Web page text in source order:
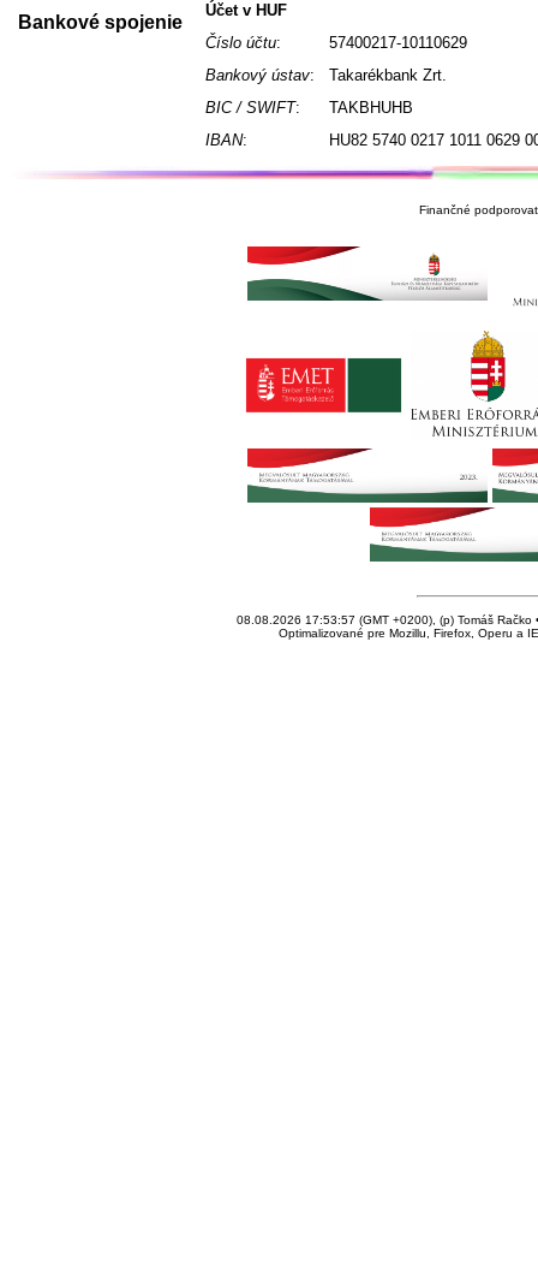
Bankové spojenie
Účet v HUF
Číslo účtu:
57400217-10110629
Bankový ústav:
Takarékbank Zrt.
BIC / SWIFT:
TAKBHUHB
IBAN: HU82 5740 0217 1011 0629
Finančné
08.08.2026 17:53:57 (GMT +0200), (p) Tomáš Račko
Optimalizované pre Mozillu, Firefox, Operu a